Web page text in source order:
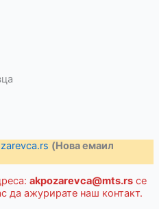
(Нова емаил
akpozarevca@mts.rsсе
да ажурирате наш контакт.